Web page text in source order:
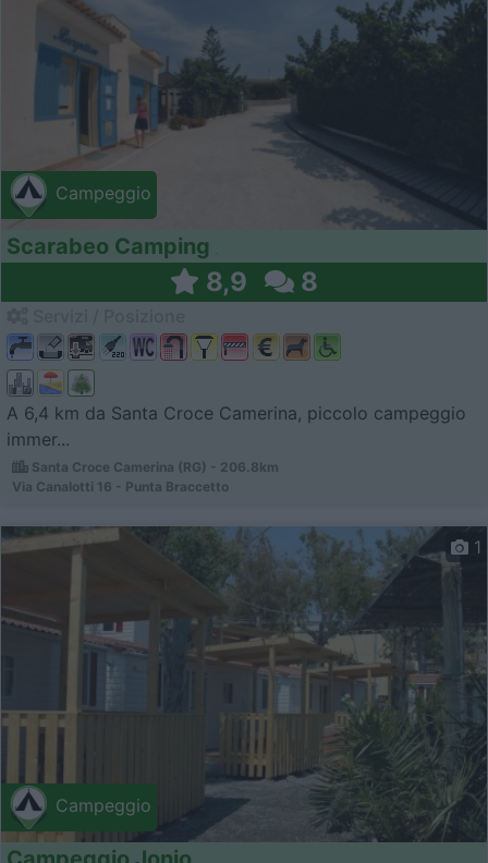
Campeggio
Scarabeo Camping
8,9 8
A 6,4 km da Santa Croce Camerina, piccolo campeggio
immer...
Santa Croce Camerina (RG) - 206.8km
Via Canalotti 16 - Punta Braccetto
Campeggio
1